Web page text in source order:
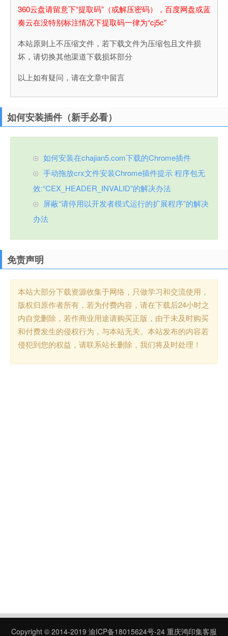
360云盘请留意下“提取码”（或解压密码），百度网盘或蓝
奏云在没特别标注情况下提取码一律为“cj5c”
本站原则上不压缩文件，若下载文件为压缩包且文件损
坏，请切换其他渠道下载损坏部分
以上如有疑问，请在文章中留言
如何安装插件（新手必看）
如何安装在chajian5.com下载的Chrome插件
手动拖放crx文件安装Chrome插件提示 程序包无
效:“CEX_HEADER_INVALID”的解决办法
屏蔽“请停用以开发者模式运行的扩展程序”的解决
办法
免责声明
本站大部分下载资源收集于网络，只做学习和交流使用，
版权归原作者所有，若为付费内容，请在下载后24小时之
内自觉删除，若作商业用途请购买正版，由于未及时购买
和付费发生的侵权行为，与本站无关。本站发布的内容若
侵犯到您的权益，请联系站长删除，我们将及时处理！
Copyright © 2014-2019 渝ICP备18015624号-24 重庆鸿印集客服